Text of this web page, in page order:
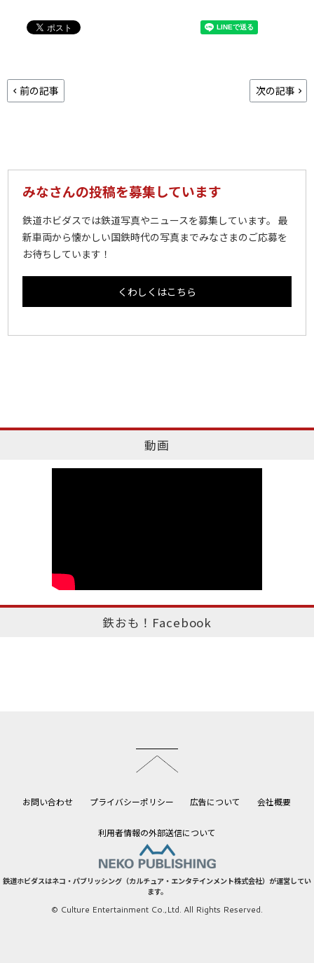
前の記事 次の記事
みなさんの投稿を募集しています
鉄道ホビダスでは鉄道写真やニュースを募集しています。 最
新車両から懐かしい国鉄時代の写真までみなさまのご応募を
お待ちしています！
くわしくはこちら
動画
鉄おも！Facebook
お問い合わせ プライバシーポリシー 広告について 会社概要
利用者情報の外部送信について
鉄道ホビダスはネコ・パブリッシング（カルチュア・エンタテインメント株式会社）が運営してい
ます。
© Culture Entertainment Co.,Ltd. All Rights Reserved.